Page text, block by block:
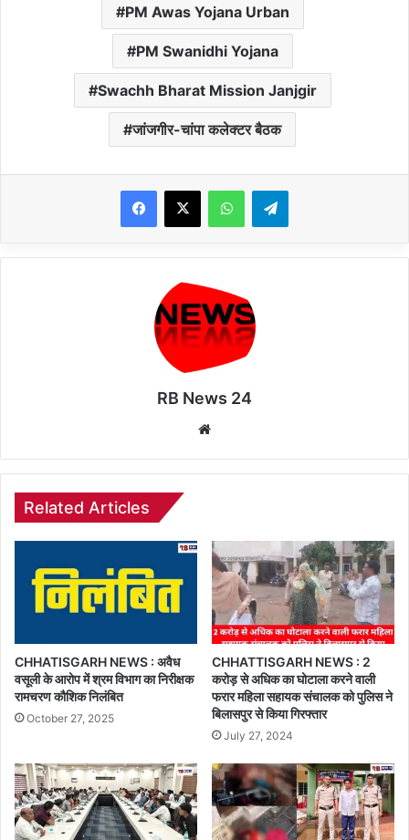
PM Awas Yojana Urban
PM Swanidhi Yojana
Swachh Bharat Mission Janjgir
जांजगीर-चांपा कलेक्टर बैठक
WhatsAppTelegram
RB News 24
Related Articles
CHHATISGARH NEWS : अवैध
वसूली के आरोप में श्रम विभाग का निरीक्षक
रामचरण कौशिक निलंबित
October 27, 2025
CHHATTISGARH NEWS : 2
करोड़ से अधिक का घोटाला करने वाली
फरार महिला सहायक संचालक को पुलिस ने
बिलासपुर से किया गिरफ्तार
July 27, 2024